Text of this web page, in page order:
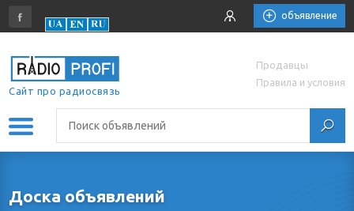
объявление
Сайт про радиосвязь
Продавцы
Правила и условия
Доска объявлений